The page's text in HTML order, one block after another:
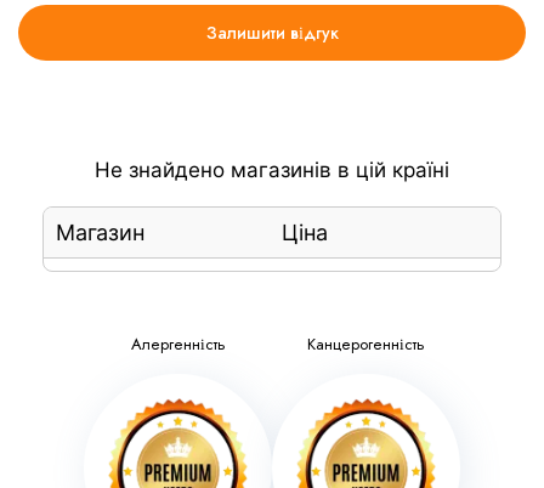
Залишити відгук
Не знайдено магазинів в цій країні
Магазин Ціна
Алергенність Канцерогенність